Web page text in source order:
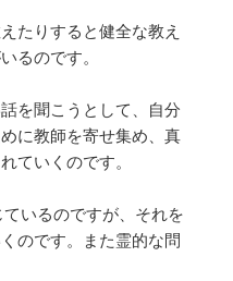
たりすると健全な教え
るのです。
を聞こうとして、自分
に教師を寄せ集め、真
ていくのです。
いるのですが、それを
のです。また霊的な問